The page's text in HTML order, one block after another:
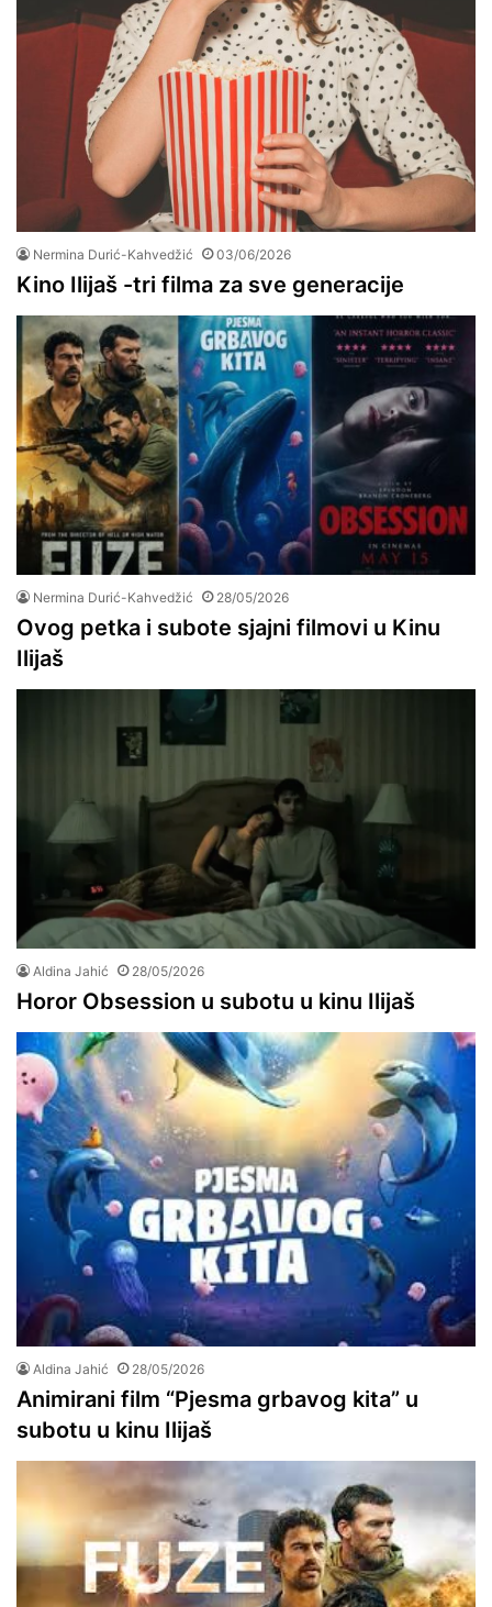
Nermina Durić-Kahvedžić 03/06/2026
Kino Ilijaš -tri filma za sve generacije
Nermina Durić-Kahvedžić 28/05/2026
Ovog petka i subote sjajni filmovi u Kinu
Ilijaš
Aldina Jahić 28/05/2026
Horor Obsession u subotu u kinu Ilijaš
Aldina Jahić 28/05/2026
Animirani film “Pjesma grbavog kita” u
subotu u kinu Ilijaš